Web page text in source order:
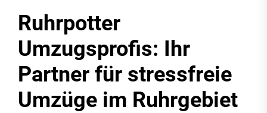
Ruhrpotter
Umzugsprofis: Ihr
Partner für stressfreie
Umzüge im Ruhrgebiet